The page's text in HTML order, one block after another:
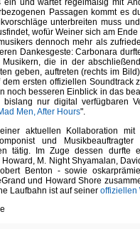
ein und wartet regelmäßig mit
Passagen kommt es
unterbreiten muss
wofür Weiner sich am
dennoch mehr als
Dankesgeste: Carbonara
die in der
geben, auftreten (rechts im
ersten offiziellen Soundtrack
noch besseren Einblick in das
nur digital verfügbaren
Men, After Hours".
aktuellen Kollaboration
und
tätig. Im Zuge dessen durfte
M. Night Shyamalan,
Benton - sowie
und Howard Shore
Laufbahn ist auf seiner offiziellen